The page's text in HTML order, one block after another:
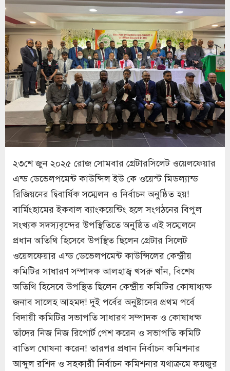
২৩শে জুন ২০২৫ রোজ সোমবার গ্রেটারসিলেট ওয়েলফেয়ার
এন্ড ডেভেলপমেন্ট কাউন্সিল ইউ কে ওয়েস্ট মিডল্যান্ড
রিজিয়নের দ্বিবার্ষিক সম্মেলন ও নির্বাচন অনুষ্ঠিত হয়!
বার্মিংহামের ইকবাল ব্যাংকয়েন্টিং হলে সংগঠনের বিপুল
সংখ্যক সদস্যবৃন্দের উপস্থিতিতে অনুষ্ঠিত এই সম্মেলনে
প্রধান অতিথি হিসেবে উপস্থিত ছিলেন গ্রেটার সিলেট
ওয়েলফেয়ার এন্ড ডেভেলপমেন্ট কাউন্সিলের কেন্দ্রীয়
কমিটির সাধারণ সম্পাদক আলহাজ্ব খসরু খাঁন, বিশেষ
অতিথি হিসেবে উপস্থিত ছিলেন কেন্দ্রীয় কমিটির কোষাধ্যক্ষ
জনাব সালেহ আহমদ! দুই পর্বের অনুষ্টানের প্রথম পর্বে
বিদায়ী কমিটির সভাপতি সাধারণ সম্পাদক ও কোষাধক্ষ
তাঁদের নিজ নিজ রিপোর্ট পেশ করেন ও সভাপতি কমিটি
বাতিল ঘোষনা করেন! তারপর প্রধান নির্বাচন কমিশনার
আব্দুল রশিদ ও সহকারী নির্বাচন কমিশনার যথাক্রমে ফয়জুর